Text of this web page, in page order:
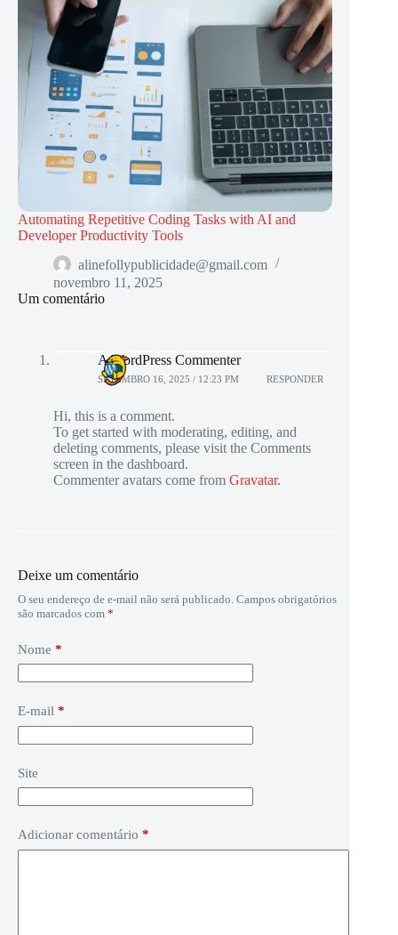
Automating Repetitive Coding Tasks with AI and
Developer Productivity Tools
alinefollypublicidade@gmail.com
novembro 11, 2025
Um comentário
A WordPress Commenter
SETEMBRO 16, 2025 / 12:23 PM RESPONDER
Hi, this is a comment.
To get started with moderating, editing, and
deleting comments, please visit the Comments
screen in the dashboard.
Commenter avatars come from Gravatar.
Deixe um comentário
O seu endereço de e-mail não será publicado. Campos obrigatórios
são marcados com *
Nome *
E-mail *
Site
Adicionar comentário *